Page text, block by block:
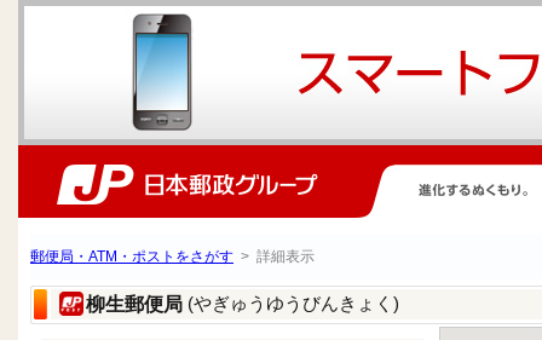
郵便局・ATM・ポストをさがす > 詳細表示
柳生郵便局 (やぎゅうゆうびんきょく)